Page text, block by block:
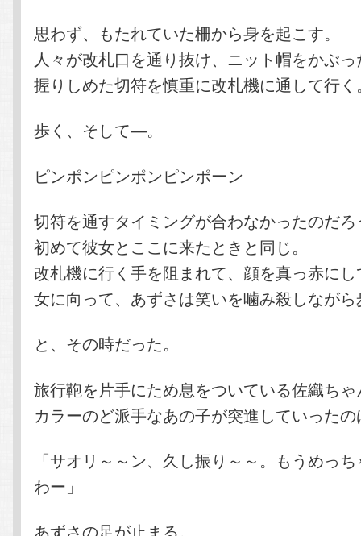
思わず、もたれていた柵から身を起こす。
人々が改札口を通り抜け、ニット帽をかぶ
握りしめた切符を慎重に改札機に通して行く
歩く、そして―。
ピンポンピンポンピンポーン
切符を通すタイミングが合わなかったのだろ
初めて彼女とここに来たときと同じ。
改札機に行く手を阻まれて、顔を真っ赤に
女に向って、あずさは笑いを噛み殺しなが
と、その時だった。
旅行鞄を片手にため息をついている佐織ち
カラーのど派手なあの子が突進していった
「サオリ～～ン、久し振り～～。もうめっ
わー」
あずさの足が止まる。